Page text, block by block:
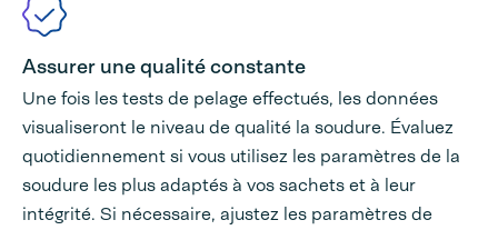
Assurer une qualité constante
Une fois les tests de pelage effectués, les données
visualiseront le niveau de qualité la soudure. Évaluez
quotidiennement si vous utilisez les paramètres de la
soudure les plus adaptés à vos sachets et à leur
intégrité. Si nécessaire, ajustez les paramètres de